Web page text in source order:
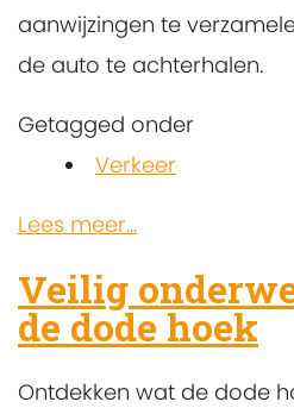
aanwijzingen te
de auto te achterhalen.
Getagged onder
Verkeer
Lees meer...
Veilig
de dode hoek
Ontdekken wat de dode